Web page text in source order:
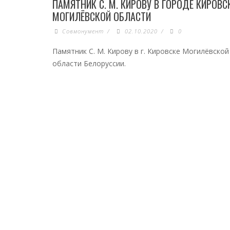
ПАМЯТНИК С. М. КИРОВУ В ГОРОДЕ
МОГИЛЁВСКОЙ ОБЛАСТИ
Совмонумент / 02.10.2020 / 0
Памятник С. М. Кирову в г. Кировске Могилёвской
области Белоруссии.